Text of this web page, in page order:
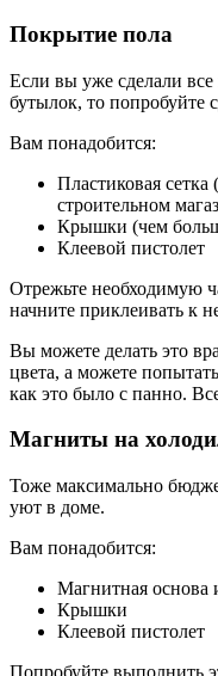
Покрытие пола
Если вы уже сделали
бутылок, то попробуйте
Вам понадобится:
Пластиковая
строительном
Крышки (чем
Клеевой пистолет
Отрежьте необходимую
начните приклеивать к
Вы можете делать это
цвета, а можете
как это было с панно.
Магниты на
Тоже максимально
уют в доме.
Вам понадобится:
Магнитная основа
Крышки
Клеевой пистолет